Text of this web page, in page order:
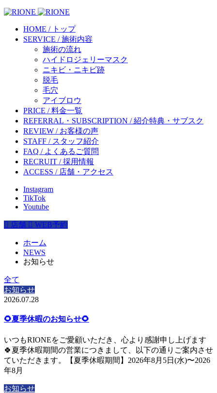
HOME / トップ
SERVICE / 施術内容
施術の流れ
ハイドロジェリーマスク
ニキビ・ニキビ跡
脱毛
毛穴
アイブロウ
PRICE / 料金一覧
REFERRAL・SUBSCRIPTION / 紹介特典・サブスク
REVIEW / お客様の声
STAFF / スタッフ紹介
FAQ / よくあるご質問
RECRUIT / 採用情報
ACCESS / 店舗・アクセス
Instagram
TikTok
Youtube
 店舗  WEB予約
ホーム
NEWS
お知らせ
全て
お知らせ
2026.07.28
🌻夏季休暇のお知らせ🌻
いつもRIONEをご愛顧いただき、心より感謝申し上げます
🍀夏季休暇期間の営業につきまして、以下の通りご案内させ
ていただきます。【夏季休暇期間】2026年8月5日(水)〜2026
年8月
お知らせ